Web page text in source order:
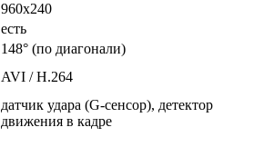
960x240
есть
148° (по диагонали)
AVI / H.264
датчик удара (G-сенсор), детектор
движения в кадре